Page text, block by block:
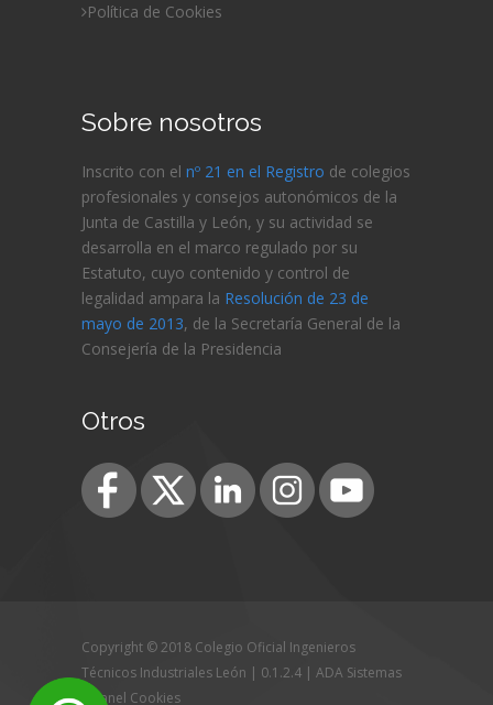
Política de Cookies
Sobre nosotros
Inscrito con el nº 21 en el Registro de colegios
profesionales y consejos autonómicos de la
Junta de Castilla y León, y su actividad se
desarrolla en el marco regulado por su
Estatuto, cuyo contenido y control de
legalidad ampara la Resolución de 23 de
mayo de 2013, de la Secretaría General de la
Consejería de la Presidencia
Otros
Copyright © 2018 Colegio Oficial Ingenieros
Técnicos Industriales León | 0.1.2.4 | ADA Sistemas
Panel Cookies